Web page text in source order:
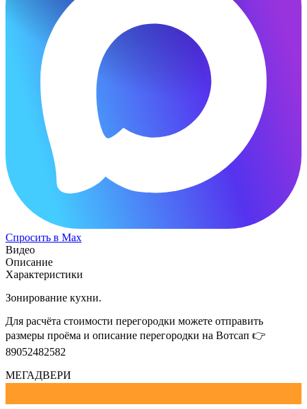
Спросить в Max
Видео
Описание
Характеристики
Зонирование кухни.
Для расчёта стоимости перегородки можете отправить
размеры проёма и описание перегородки на Вотсап 👉
89052482582
МЕГАДВЕРИ